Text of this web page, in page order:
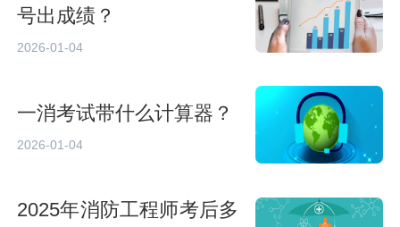
号出成绩？
2026-01-04
一消考试带什么计算器？
2026-01-04
2025年消防工程师考后多